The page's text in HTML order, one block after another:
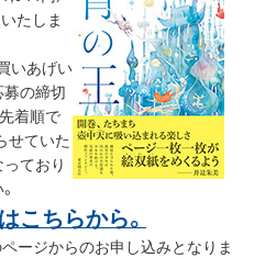
たしま
いあげい
の締切
着順で
せていた
ており
こちらから。
ージからのお申し込みとなりま